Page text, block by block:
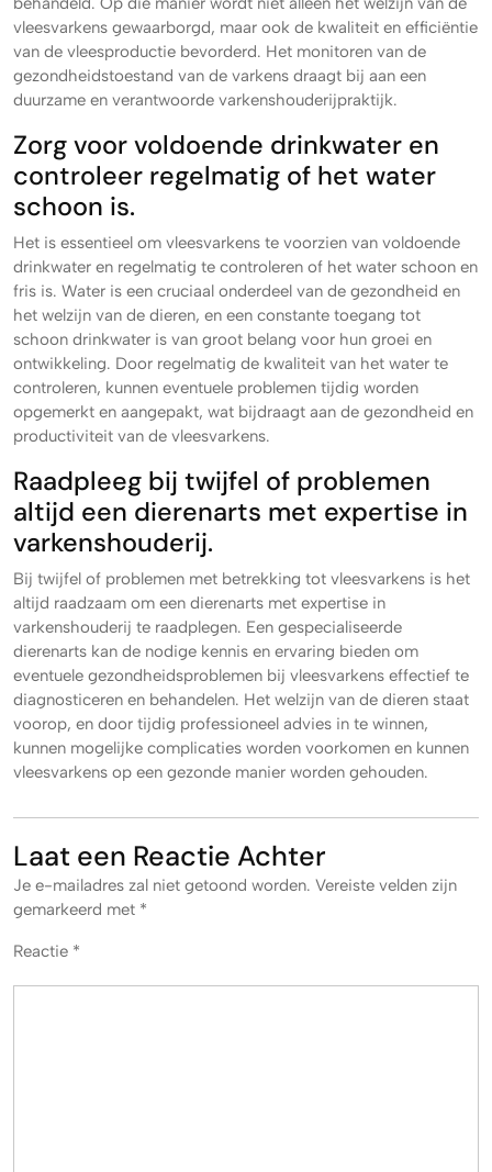
vleesvarkens gewaarborgd, maar ook de kwaliteit en efficiëntie
van de vleesproductie bevorderd. Het monitoren van de
gezondheidstoestand van de varkens draagt bij aan een
duurzame en verantwoorde varkenshouderijpraktijk.
Zorg voor voldoende drinkwater en
controleer regelmatig of het water
schoon is.
Het is essentieel om vleesvarkens te voorzien van voldoende
drinkwater en regelmatig te controleren of het water schoon en
fris is. Water is een cruciaal onderdeel van de gezondheid en
het welzijn van de dieren, en een constante toegang tot
schoon drinkwater is van groot belang voor hun groei en
ontwikkeling. Door regelmatig de kwaliteit van het water te
controleren, kunnen eventuele problemen tijdig worden
opgemerkt en aangepakt, wat bijdraagt aan de gezondheid en
productiviteit van de vleesvarkens.
Raadpleeg bij twijfel of problemen
altijd een dierenarts met expertise in
varkenshouderij.
Bij twijfel of problemen met betrekking tot vleesvarkens is het
altijd raadzaam om een dierenarts met expertise in
varkenshouderij te raadplegen. Een gespecialiseerde
dierenarts kan de nodige kennis en ervaring bieden om
eventuele gezondheidsproblemen bij vleesvarkens effectief te
diagnosticeren en behandelen. Het welzijn van de dieren staat
voorop, en door tijdig professioneel advies in te winnen,
kunnen mogelijke complicaties worden voorkomen en kunnen
vleesvarkens op een gezonde manier worden gehouden.
Laat een Reactie Achter
Je e-mailadres zal niet getoond worden. Vereiste velden zijn
gemarkeerd met *
Reactie *